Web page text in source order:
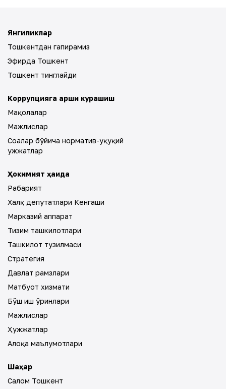
Янгиликлар
Тошкентдан гапирамиз
Эфирда Тошкент
Тошкент тинглайди
Коррупцияга қарши курашиш
Мақолалар
Мажлислар
Соҳалар бўйича норматив-ҳуқуқий
ҳужжатлар
Ҳокимият ҳақида
Раҳбарият
Халқ депутатлари Кенгаши
Марказий аппарат
Тизим ташкилотлари
Ташкилот тузилмаси
Стратегия
Давлат рамзлари
Матбуот хизмати
Бўш иш ўринлари
Мажлислар
Ҳужжатлар
Алоқа маълумотлари
Шаҳар
Салом Тошкент